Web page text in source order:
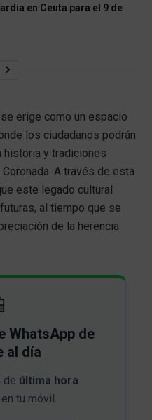
en Ceuta para el 9 de
erige como un espacio
los ciudadanos podrán
historia y tradiciones
A través de esta
este legado cultural
al tiempo que se
de la herencia
WhatsApp de
al día
de última hora
tu móvil.